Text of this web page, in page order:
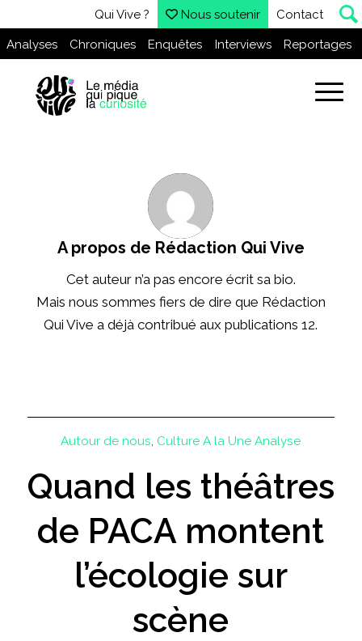
Qui Vive ? Nous soutenir Contact
Analyses Chroniques Enquêtes Interviews Reportages
A propos de Rédaction Qui Vive
Cet auteur n’a pas encore écrit sa bio.
Mais nous sommes fiers de dire que Rédaction
Qui Vive a déjà contribué aux publications 12.
Autour de nous,Culture A la Une Analyse
Quand les théâtres
de PACA montent
l’écologie sur
scène